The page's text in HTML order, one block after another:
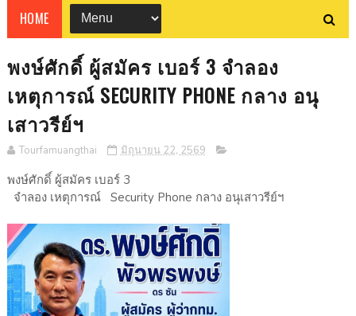
HOME
พงษ์ศักดิ์ ผู้สมัคร เบอร์ 3 จำลอง
เหตุการณ์ SECURITY PHONE กลาง อนุ
เสาวรีย์ฯ
Tourfamuangthai มิถุนายน 22, 2569
พงษ์ศักดิ์ ผู้สมัคร เบอร์ 3
จำลอง เหตุการณ์ Security Phone กลาง อนุเสาวรีย์ฯ